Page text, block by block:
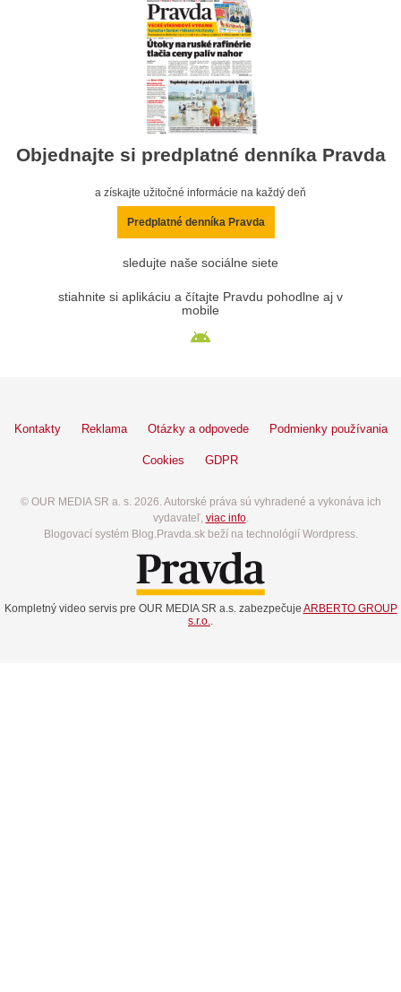
Objednajte si predplatné denníka Pravda
a získajte užitočné informácie na každý deň
Predplatné denníka Pravda
sledujte naše sociálne siete
stiahnite si aplikáciu a čítajte Pravdu pohodlne aj v
mobile
Kontakty Reklama Otázky a odpovede Podmienky používania
Cookies GDPR
© OUR MEDIA SR a. s. 2026. Autorské práva sú vyhradené a vykonáva ich
vydavateľ, viac info.
Blogovací systém Blog.Pravda.sk beží na technológií Wordpress.
Kompletný video servis pre OUR MEDIA SR a.s. zabezpečuje ARBERTO GROUP
s.r.o.